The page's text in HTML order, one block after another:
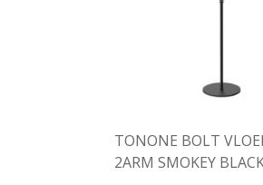
TONONE BOLT
2ARM SMOKEY